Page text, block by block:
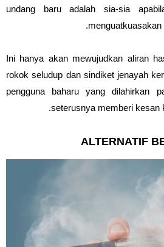
undang baru adalah sia-sia
menguatkuasakan
Ini hanya akan mewujudkan aliran
rokok seludup dan sindiket jenayah
pengguna baharu yang dilahirkan
seterusnya memberi kesan
ALTERNATIF